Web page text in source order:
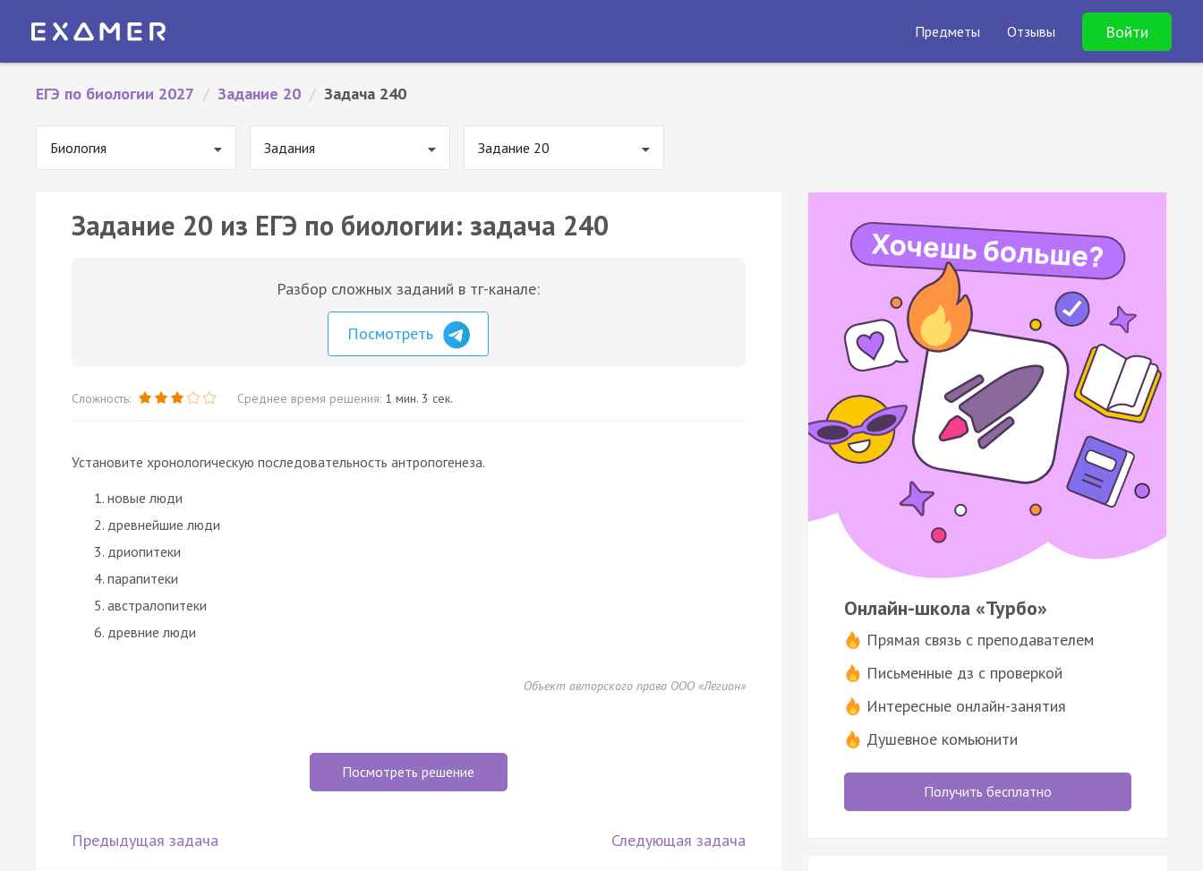
Предметы Отзывы Войти
ЕГЭ по биологии 2027 / Задание 20 / Задача 240
Биология Задания Задание 20
Задание 20 из ЕГЭ по биологии: задача 240
Разбор сложных заданий в тг-канале:
Посмотреть
Сложность: Среднее время решения: 1 мин. 3 сек.
Установите хронологическую последовательность антропогенеза.
новые люди
древнейшие люди
дриопитеки
парапитеки
австралопитеки
древние люди
Объект авторского права ООО «Легион»
Посмотреть решение
Предыдущая задача Следующая задача
Онлайн-школа «Турбо»
Прямая связь с преподавателем
Письменные дз с проверкой
Интересные онлайн-занятия
Душевное комьюнити
Получить бесплатно